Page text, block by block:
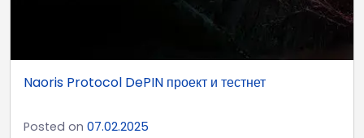
Naoris Protocol DePIN проект и тестнет
Posted on 07.02.2025